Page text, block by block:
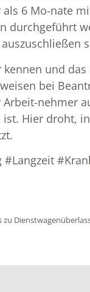
6 Mo-nate
durchgeführt
und
bei
nehmer
Hier droht,